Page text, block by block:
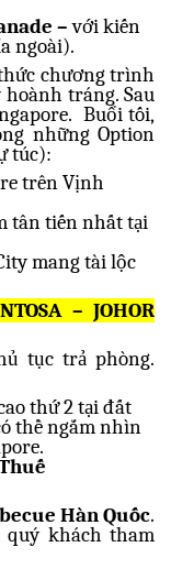
–vớikiến
ngoài).
chương trình
hoành tráng. Sau
Buổi tối,
những Option
túc):
trên Vịnh
tân tiến nhất tại
mang tài lộc
– JOHOR
tục trả phòng.
thứ 2 tại đất
thề ngắm nhìn
Hàn Quốc.
quý khách tham